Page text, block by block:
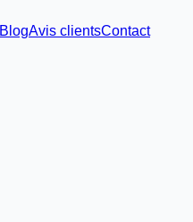
BlogAvis clientsContact